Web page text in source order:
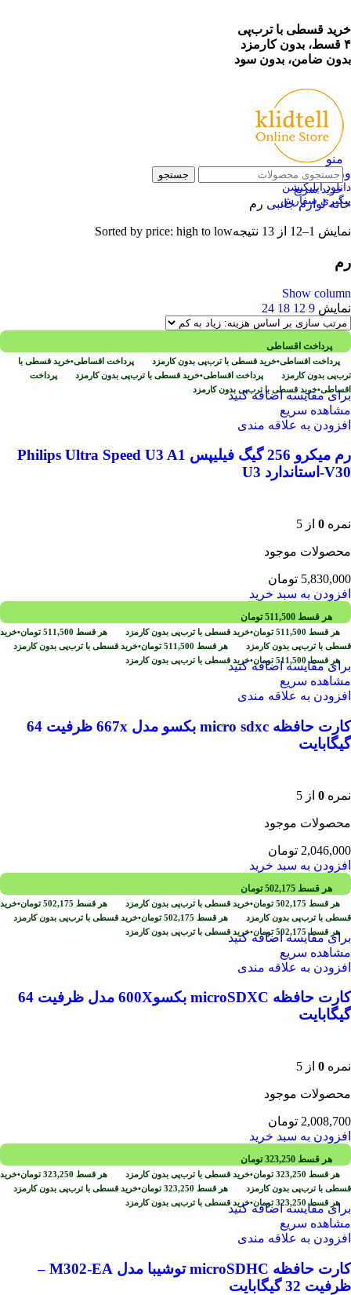
خرید قسطی با ترب‌پی
۴ قسط، بدون کارمزد
بدون ضامن، بدون سود
ورود / ثبت نام
دانلود اپلیکیشن
پیگیری سفارش
منو
جستجو
خرید سریع
خانهلوازم جانبی رم
نمایش 1–12 از 13 نتیجه Sorted by price: high to low
رم
Show column
نمایش 9
12
18
24
پرداخت اقساطی
پرداخت اقساطی•خرید قسطی با ترب‌پی بدون کارمزد پرداخت اقساطی•خرید قسطی با
ترب‌پی بدون کارمزد
پرداخت اقساطی•خرید قسطی با ترب‌پی بدون کارمزد
پرداخت
اقساطی•خرید قسطی با ترب‌پی بدون کارمزد
برای مقایسه اضافه کنید
مشاهده سریع
افزودن به علاقه مندی
رم میکرو 256 گیگ فیلیپس Philips Ultra Speed U3 A1
V30-استاندارد U3
نمره 0 از 5
محصولات موجود
5,830,000 تومان
افزودن به سبد خرید
هر قسط 511,500 تومان
هر قسط 511,500 تومان•خرید قسطی با ترب‌پی بدون کارمزد هر قسط 511,500 تومان•خرید
قسطی با ترب‌پی بدون کارمزد
هر قسط 511,500 تومان•خرید قسطی با ترب‌پی بدون کارمزد
هر قسط 511,500 تومان•خرید قسطی با ترب‌پی بدون کارمزدبرای مقایسه اضافه کنید
مشاهده سریع
افزودن به علاقه مندی
کارت حافظه micro sdxc بکسو مدل 667x ظرفیت 64
گیگابایت
نمره 0 از 5
محصولات موجود
2,046,000 تومان
افزودن به سبد خرید
هر قسط 502,175 تومان
هر قسط 502,175 تومان•خرید قسطی با ترب‌پی بدون کارمزد هر قسط 502,175 تومان•خرید
قسطی با ترب‌پی بدون کارمزد
هر قسط 502,175 تومان•خرید قسطی با ترب‌پی بدون کارمزد
هر قسط 502,175 تومان•خرید قسطی با ترب‌پی بدون کارمزدبرای مقایسه اضافه کنید
مشاهده سریع
افزودن به علاقه مندی
کارت حافظه microSDXC بکسو600X مدل ظرفیت 64
گیگابایت
نمره 0 از 5
محصولات موجود
2,008,700 تومان
افزودن به سبد خرید
هر قسط 323,250 تومان
هر قسط 323,250 تومان•خرید قسطی با ترب‌پی بدون کارمزد هر قسط 323,250 تومان•خرید
قسطی با ترب‌پی بدون کارمزد
هر قسط 323,250 تومان•خرید قسطی با ترب‌پی بدون کارمزد
هر قسط 323,250 تومان•خرید قسطی با ترب‌پی بدون کارمزدبرای مقایسه اضافه کنید
مشاهده سریع
افزودن به علاقه مندی
کارت حافظه‌ microSDHC توشیبا مدل M302-EA –
ظرفیت 32 گیگابایت